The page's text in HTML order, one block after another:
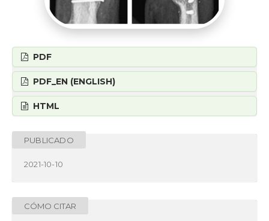
PDF
PDF_EN (ENGLISH)
HTML
PUBLICADO
2021-10-10
CÓMO CITAR